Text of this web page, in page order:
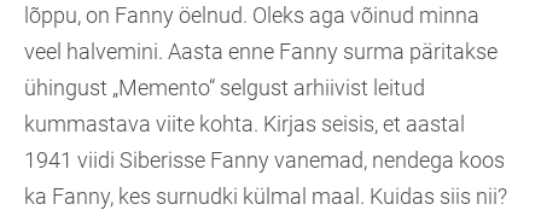
lõppu, on Fanny öelnud. Oleks aga võinud minna
veel halvemini. Aasta enne Fanny surma päritakse
ühingust „Memento“ selgust arhiivist leitud
kummastava viite kohta. Kirjas seisis, et aastal
1941 viidi Siberisse Fanny vanemad, nendega koos
ka Fanny, kes surnudki külmal maal. Kuidas siis nii?